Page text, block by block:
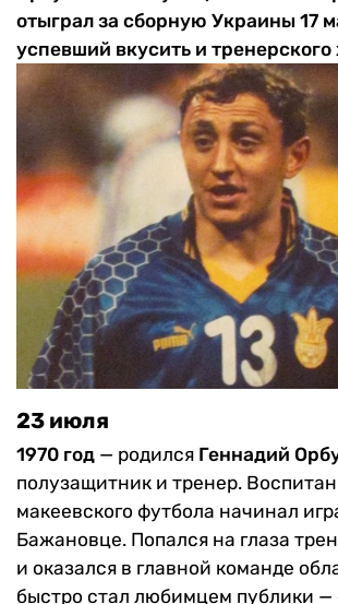
отыграл за сборную Украины 17
успевший вкусить и тренерского
23 июля
1970 год — родился Геннадий
полузащитник и тренер.
макеевского футбола начинал
Бажановце. Попался на глаза
и оказался в главной команде
быстро стал любимцем публики —